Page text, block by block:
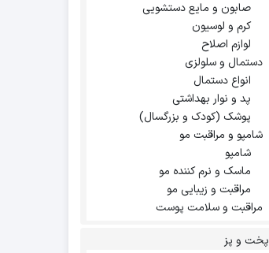
صابون و مایع دستشویی
کرم و لوسیون
لوازم اصلاح
دستمال و سلولزی
انواع دستمال
پد و نوار بهداشتی
پوشک (کودک و بزرگسال)
شامپو و مراقبت مو
شامپو
ماسک و نرم کننده مو
مراقبت و زیبایی مو
مراقبت و سلامت پوست
پخت و پز